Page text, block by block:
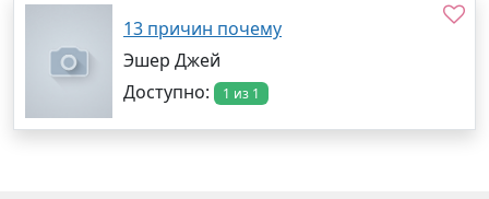
13 причин почему
Эшер Джей
Доступно:
1 из 1